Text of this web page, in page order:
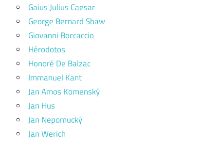
Gaius Julius Caesar
George Bernard Shaw
Giovanni Boccaccio
Hérodotos
Honoré De Balzac
Immanuel Kant
Jan Amos Komenský
Jan Hus
Jan Nepomucký
Jan Werich